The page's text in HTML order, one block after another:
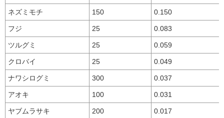
ネズミモチ 150 0.150
フジ 25 0.083
ツルグミ 25 0.059
クロバイ 25 0.049
ナワシログミ 300 0.037
アオキ 100 0.031
ヤブムラサキ 200 0.017